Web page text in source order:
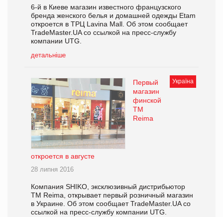
6-й в Киеве магазин известного французского
бренда женского белья и домашней одежды Etam
откроется в ТРЦ Lavina Mall. Об этом сообщает
TradeMaster.UA со ссылкой на пресс-службу
компании UTG.
детальніше
Україна
Первый
магазин
финской
ТМ
Reima
откроется в августе
28 липня 2016
Компания SHIKO, эксклюзивный дистрибьютор
ТМ Reima, открывает первый розничный магазин
в Украине. Об этом сообщает TradeMaster.UA со
ссылкой на пресс-службу компании UTG.